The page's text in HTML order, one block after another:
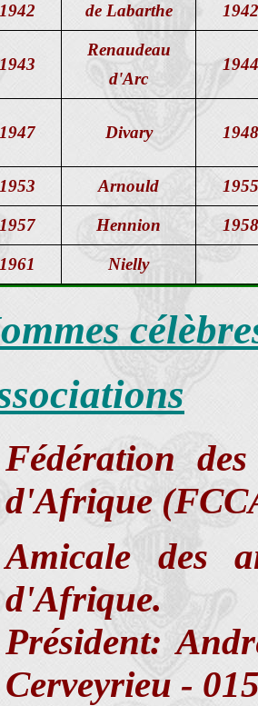
1942 de Labarthe 1942
1943
Renaudeau
d'Arc
1944
1947 Divary 1948
1953 Arnould 1955
1957 Hennion 1958
1961 Nielly
Fédération
d'Afrique
Amicale des
d'Afrique.
Président:
Cerveyrieu -